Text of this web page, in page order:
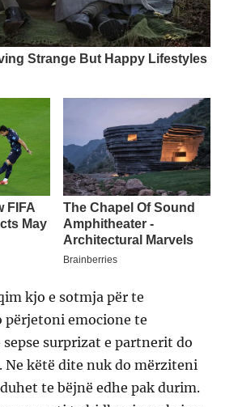
kjo e sotmja për te
përjetoni emocione te
surprizat e partnerit do
Ne këtë dite nuk do mërziteni
te bëjnë edhe pak durim.